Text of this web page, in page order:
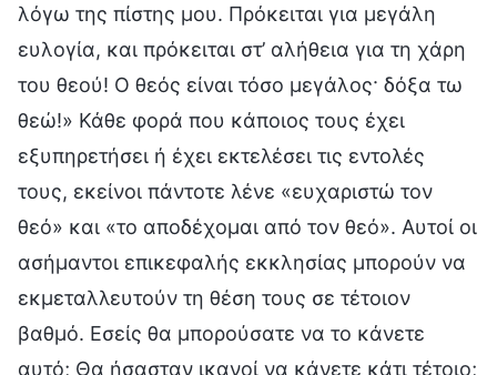
λόγω της πίστης μου. Πρόκειται για μεγάλη
ευλογία, και πρόκειται στ’ αλήθεια για τη χάρη
του θεού! Ο θεός είναι τόσο μεγάλος· δόξα τω
θεώ!» Κάθε φορά που κάποιος τους έχει
εξυπηρετήσει ή έχει εκτελέσει τις εντολές
τους, εκείνοι πάντοτε λένε «ευχαριστώ τον
θεό» και «το αποδέχομαι από τον θεό». Αυτοί οι
ασήμαντοι επικεφαλής εκκλησίας μπορούν να
εκμεταλλευτούν τη θέση τους σε τέτοιον
βαθμό. Εσείς θα μπορούσατε να το κάνετε
αυτό; Θα ήσασταν ικανοί να κάνετε κάτι τέτοιο;